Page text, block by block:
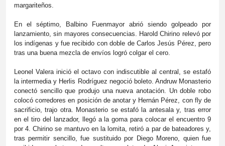
margariteños.
En el séptimo, Balbino Fuenmayor abrió siendo golpeado por
lanzamiento, sin mayores consecuencias. Harold Chirino relevó por
los indígenas y fue recibido con doble de Carlos Jesús Pérez, pero
tras una buena mezcla de envíos logró colgar el cero.
Leonel Valera inició el octavo con indiscutible al central, se estafó
la intermedia y Herlis Rodríguez negoció boleto. Andruw Monasterio
conectó sencillo que produjo una nueva anotación. Un doble robo
colocó corredores en posición de anotar y Hernán Pérez, con fly de
sacrificio, trajo otra. Monasterio se estafó la antesala y, tras error
en el tiro del lanzador, llegó a la goma para colocar el encuentro 9
por 4. Chirino se mantuvo en la lomita, retiró a par de bateadores y,
tras permitir sencillo, fue sustituido por Diego Moreno, quien fue